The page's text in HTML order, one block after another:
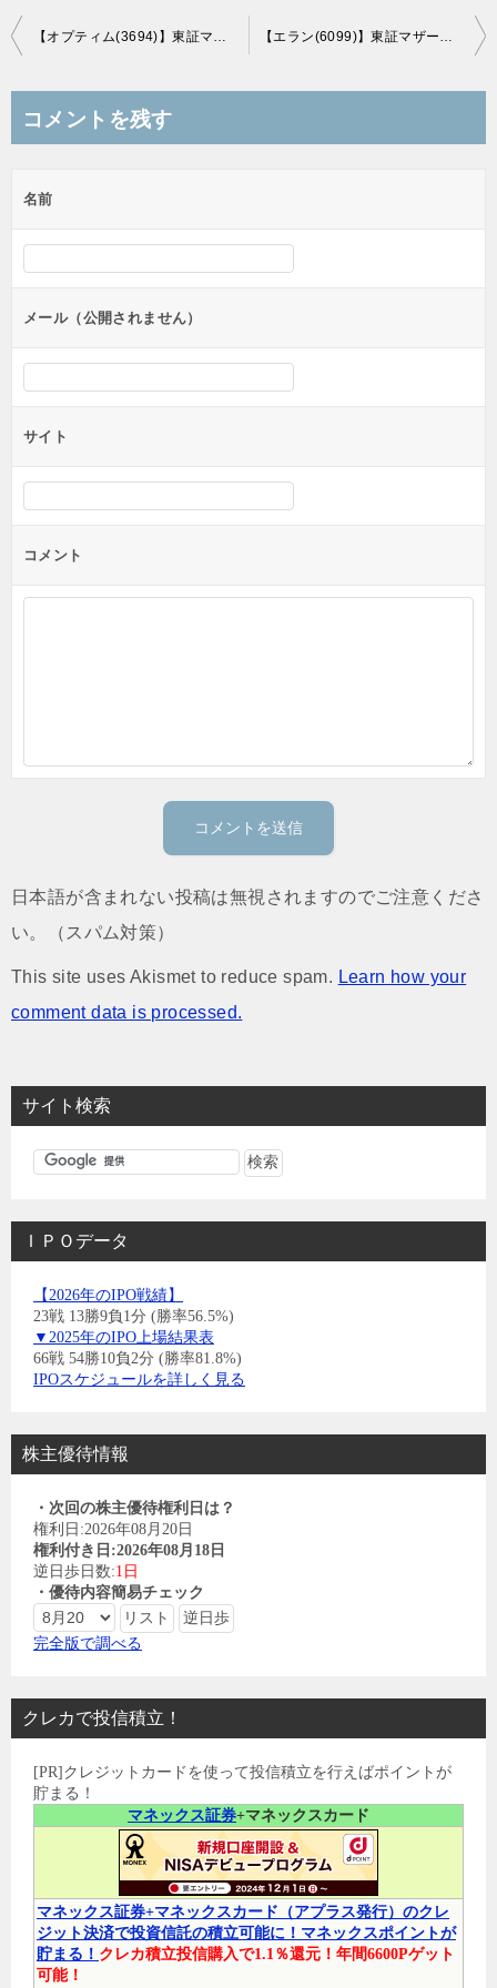
投
ビ
ー
シ
ン
【オプティム(3694)】東証マザーズ市場に新規上場承認！(10/22上場予定) 【エラン(6099)】東証マザーズ市場に新規上場承認！(11/7上場予定)
コメントを残す
名前
メール（公開されません）
サイト
コメント
日本語が含まれない投稿は無視されますのでご注意くださ
い。（スパム対策）
This site uses Akismet to reduce spam. Learn how your
comment data is processed.
サイト検索
ＩＰＯデータ
【2026年のIPO戦績】
23戦 13勝9負1分 (勝率56.5%)
▼2025年のIPO上場結果表
66戦 54勝10負2分 (勝率81.8%)
IPOスケジュールを詳しく見る
株主優待情報
・次回の株主優待権利日は？
権利日:2026年08月20日
権利付き日:2026年08月18日
逆日歩日数:1日
・優待内容簡易チェック
完全版で調べる
クレカで投信積立！
[PR]クレジットカードを使って投信積立を行えばポイントが
貯まる！
マネックス証券+マネックスカード
マネックス証券+マネックスカード（アプラス発行）のクレ
ジット決済で投資信託の積立可能に！マネックスポイントが
貯まる！ クレカ積立投信購入で1.1％還元！年間6600Pゲット
可能！